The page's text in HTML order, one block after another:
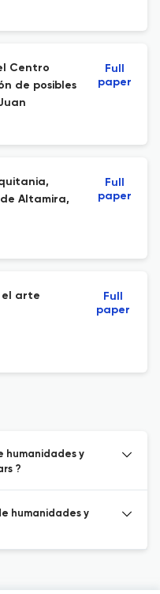
de Sete
Centro
de posibles
Full
paper
Altamira,
Full
paper
el arte
Full
paper
humanidades y
?
humanidades y